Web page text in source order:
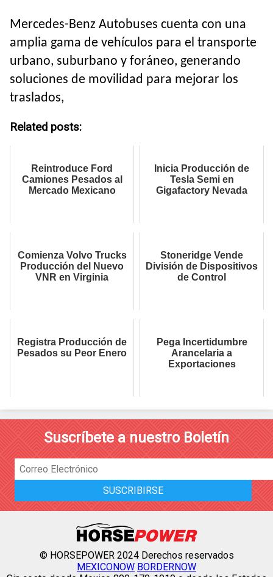
Mercedes-Benz Autobuses cuenta con una
amplia gama de vehículos para el transporte
urbano, suburbano y foráneo, generando
soluciones de movilidad para mejorar los
traslados,
Related posts:
Reintroduce Ford
Camiones Pesados al
Mercado Mexicano
Inicia Producción de
Tesla Semi en
Gigafactory Nevada
Comienza Volvo Trucks
Producción del Nuevo
VNR en Virginia
Stoneridge Vende
División de Dispositivos
de Control
Registra Producción de
Pesados su Peor Enero
Pega Incertidumbre
Arancelaria a
Exportaciones
Suscríbete a nuestro Boletín
© HORSEPOWER 2024 Derechos reservados
MEXICONOW BORDERNOW